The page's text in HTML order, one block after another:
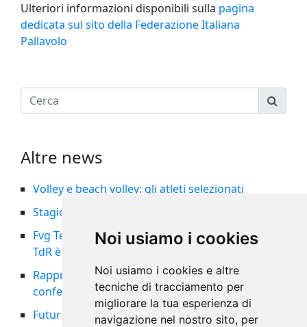
Noi usiamo i cookies
Noi usiamo i cookies e altre
tecniche di tracciamento per
migliorare la tua esperienza di
navigazione nel nostro sito, per
Ulteriori informazioni disponibili sulla pagina
dedicata sul sito della Federazione Italiana
Pallavolo
Altre news
Volley e beach volley: gli atleti selezionati
Stagione 2026/27: indizione ed organici
Fvg Team femminile nella storia: il 5° posto al
TdR è tra i migliori risultati di sempre
Rappresentativa maschile al 14° posto al TdR:
confermata la Pool A per il 2027
Futura Volley Cordenons vicecampione d’Italia